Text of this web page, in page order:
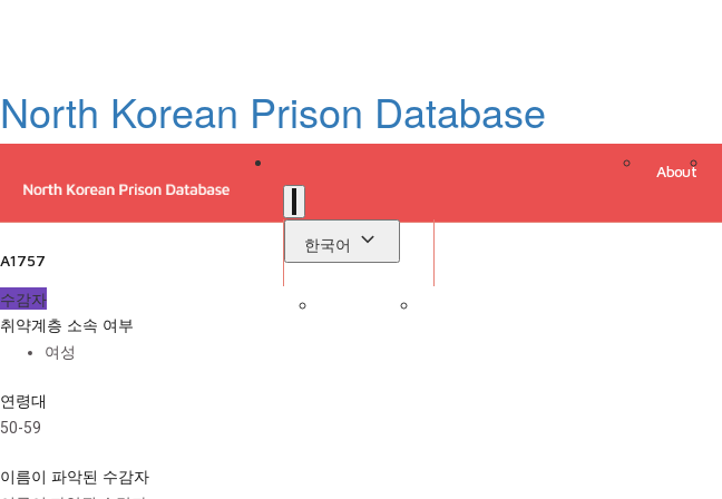
North Korean Prison Database
About
한국어
A1757
수감자
취약계층 소속 여부
여성
연령대
50-59
이름이 파악된 수감자